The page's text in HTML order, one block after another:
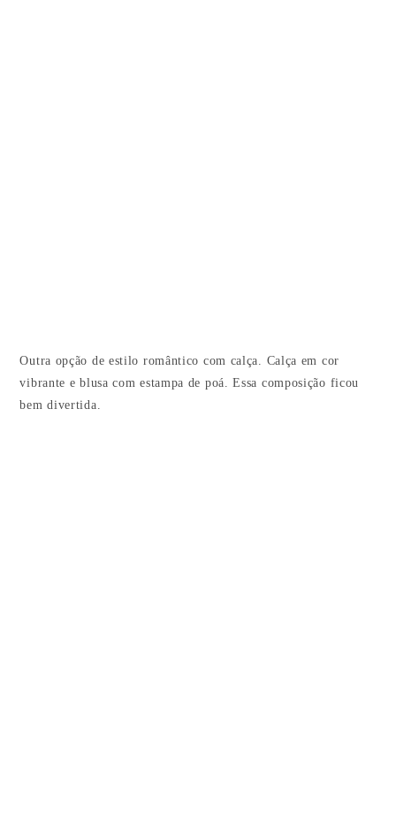
Outra opção de estilo romântico com calça. Calça em cor
vibrante e blusa com estampa de poá. Essa composição ficou
bem divertida.